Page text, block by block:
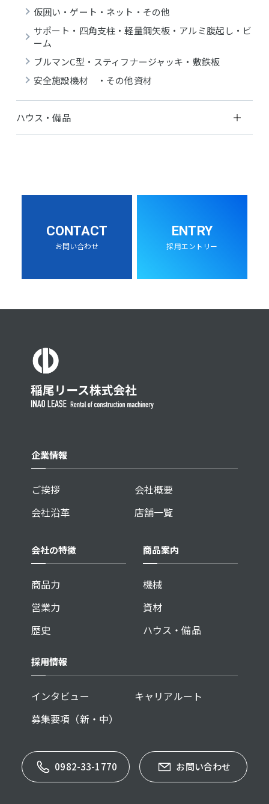
仮囲い・ゲート・ネット・その他
サポート・四角支柱・軽量鋼矢板・アルミ腹起し・ビ
ーム
ブルマンC型・スティフナージャッキ・敷鉄板
安全施設機材 ・その他資材
ハウス・備品
CONTACT
お問い合わせ
ENTRY
採用エントリー
企業情報
ご挨拶
会社概要
会社沿革
店舗一覧
会社の特徴
商品力
営業力
歴史
商品案内
機械
資材
ハウス・備品
採用情報
インタビュー
キャリアルート
募集要項（新・中）
0982-33-1770 お問い合わせ